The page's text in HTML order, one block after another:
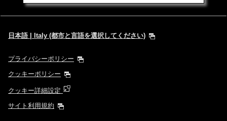
日本語 | Italy (都市と言語を選択してください)
プライバシーポリシー
クッキーポリシー
クッキー詳細設定
サイト利用規約